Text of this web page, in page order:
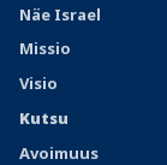
Näe Israel
Missio
Visio
Kutsu
Avoimuus